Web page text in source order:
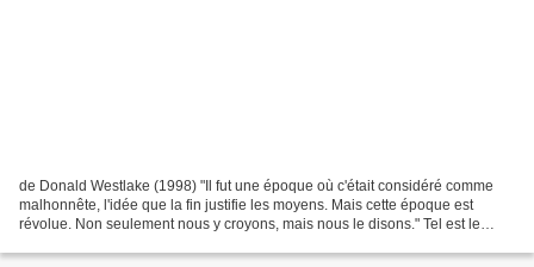
de Donald Westlake (1998) "Il fut une époque où c'était considéré comme
malhonnête, l'idée que la fin justifie les moyens. Mais cette époque est
révolue. Non seulement nous y croyons, mais nous le disons." Tel est le